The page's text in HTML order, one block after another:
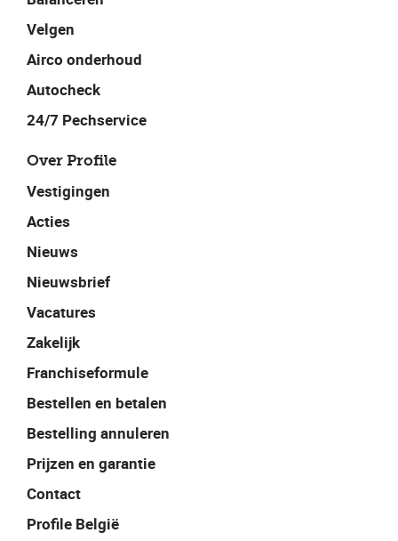
Velgen
Airco onderhoud
Autocheck
24/7 Pechservice
Over Profile
Vestigingen
Acties
Nieuws
Nieuwsbrief
Vacatures
Zakelijk
Franchiseformule
Bestellen en betalen
Bestelling annuleren
Prijzen en garantie
Contact
Profile België